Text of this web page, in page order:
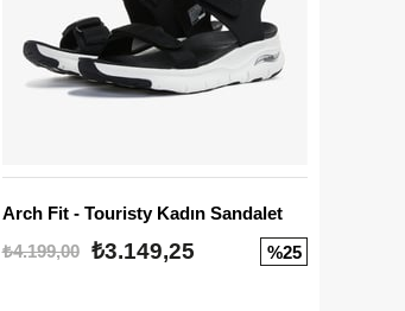
Arch Fit - Touristy Kadın Sandalet
₺4.199,00
₺3.149,25 %25